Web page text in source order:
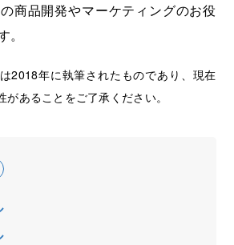
商品開発やマーケティングのお役
2018年に執筆されたものであり、現在
あることをご了承ください。